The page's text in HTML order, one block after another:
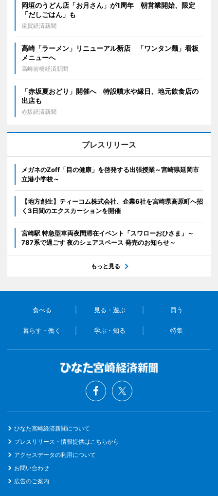
岡垣のうどん店「お月さん」が1周年 朝営業開始、限定
「だしごはん」も
遠賀経済新聞
高崎「ラーメン」リニューアル新店 「ワンタン麺」看板
メニューへ
高崎前橋経済新聞
「赤坂夏おどり」開催へ 特設噴水や縁日、地元飲食店の
出店も
赤坂経済新聞
プレスリリース
メガネのZoff「目の健康」を啓発する出張授業～宮崎県延岡市
立港小学校～
【地方創生】ティーコム株式会社、企業6社を宮崎県高原町へ招
く3日間のエクスカーションを開催
宮崎駅 特急型車両夜間滞在イベント「スワローおひさま」～
787系で過ごす 夜のシェアスペース 発売のお知らせ～
もっと見る
食べる 見る・遊ぶ 買う
暮らす・働く 学ぶ・知る 特集
ひなた宮崎経済新聞について
プレスリリース・情報提供はこちらから
アクセスデータの利用について
お問い合わせ
広告のご案内